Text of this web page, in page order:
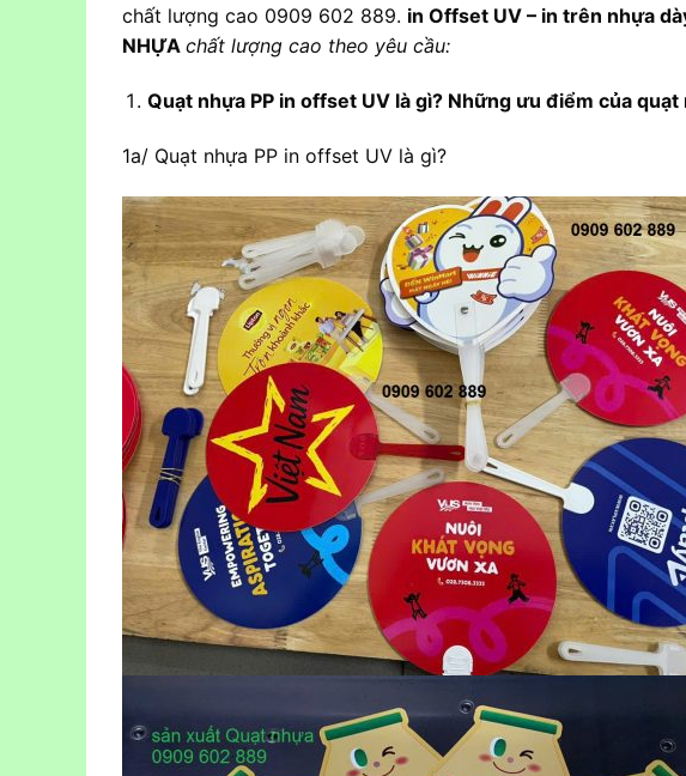
chất lượng cao 0909 602 889. in Offset UV – in trên nhựa
NHỰA chất lượng cao theo yêu cầu:
Quạt nhựa PP in offset UV là gì? Những ưu điểm của quạt
1a/ Quạt nhựa PP in offset UV là gì?